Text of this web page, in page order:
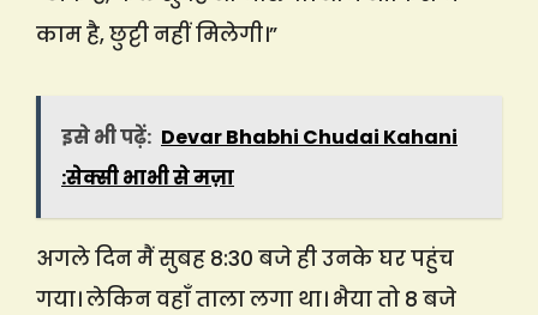
काम है, छुट्टी नहीं मिलेगी।”
इसे भी पढ़ें: Devar Bhabhi Chudai Kahani
:सेक्सी भाभी से मज़ा
अगले दिन मैं सुबह 8:30 बजे ही उनके घर पहुंच
गया। लेकिन वहाँ ताला लगा था। भैया तो 8 बजे